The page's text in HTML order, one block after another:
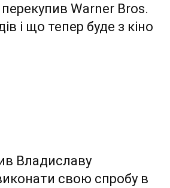
Warner Bros.
і що тепер буде з кіно
Владиславу
свою спробу в